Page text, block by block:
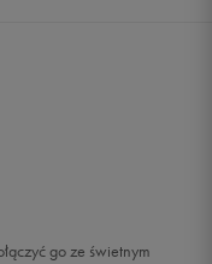
go ze świetnym